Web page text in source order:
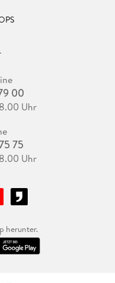
00
Uhr
75
Uhr
herunter.